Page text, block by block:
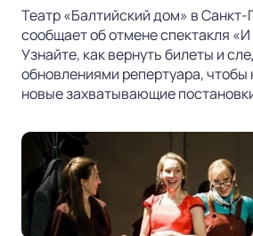
Театр «Балтийский дом» в Санкт-
сообщает об отмене спектакля «И
Узнайте, как вернуть билеты и
обновлениями репертуара, чтобы
новые захватывающие